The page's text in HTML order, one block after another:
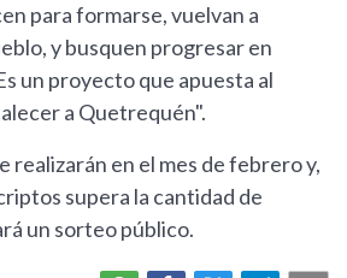
para formarse, vuelvan a
y busquen progresar en
un proyecto que apuesta al
a Quetrequén".
realizarán en el mes de febrero y,
supera la cantidad de
un sorteo público.